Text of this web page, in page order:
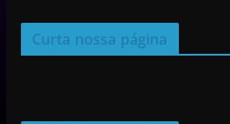
Curta nossa página